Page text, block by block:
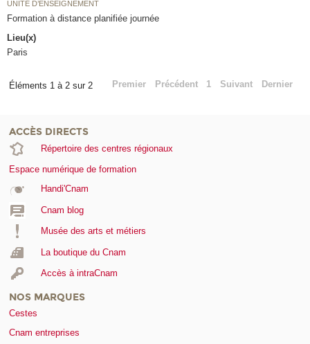
UNITÉ D’ENSEIGNEMENT
Formation à distance planifiée journée
Lieu(x)
Paris
Éléments 1 à 2 sur 2 Premier Précédent 1 Suivant Dernier
ACCÈS DIRECTS
Répertoire des centres régionaux
Espace numérique de formation
Handi'Cnam
Cnam blog
Musée des arts et métiers
La boutique du Cnam
Accès à intraCnam
NOS MARQUES
Cestes
Cnam entreprises